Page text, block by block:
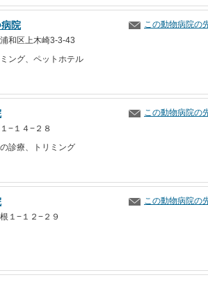
この動物病院の
院
和区上木崎3-3-43
ング、ペットホテル
この動物病院の
−１４−２８
診療、トリミング
この動物病院の
１−１２−２９